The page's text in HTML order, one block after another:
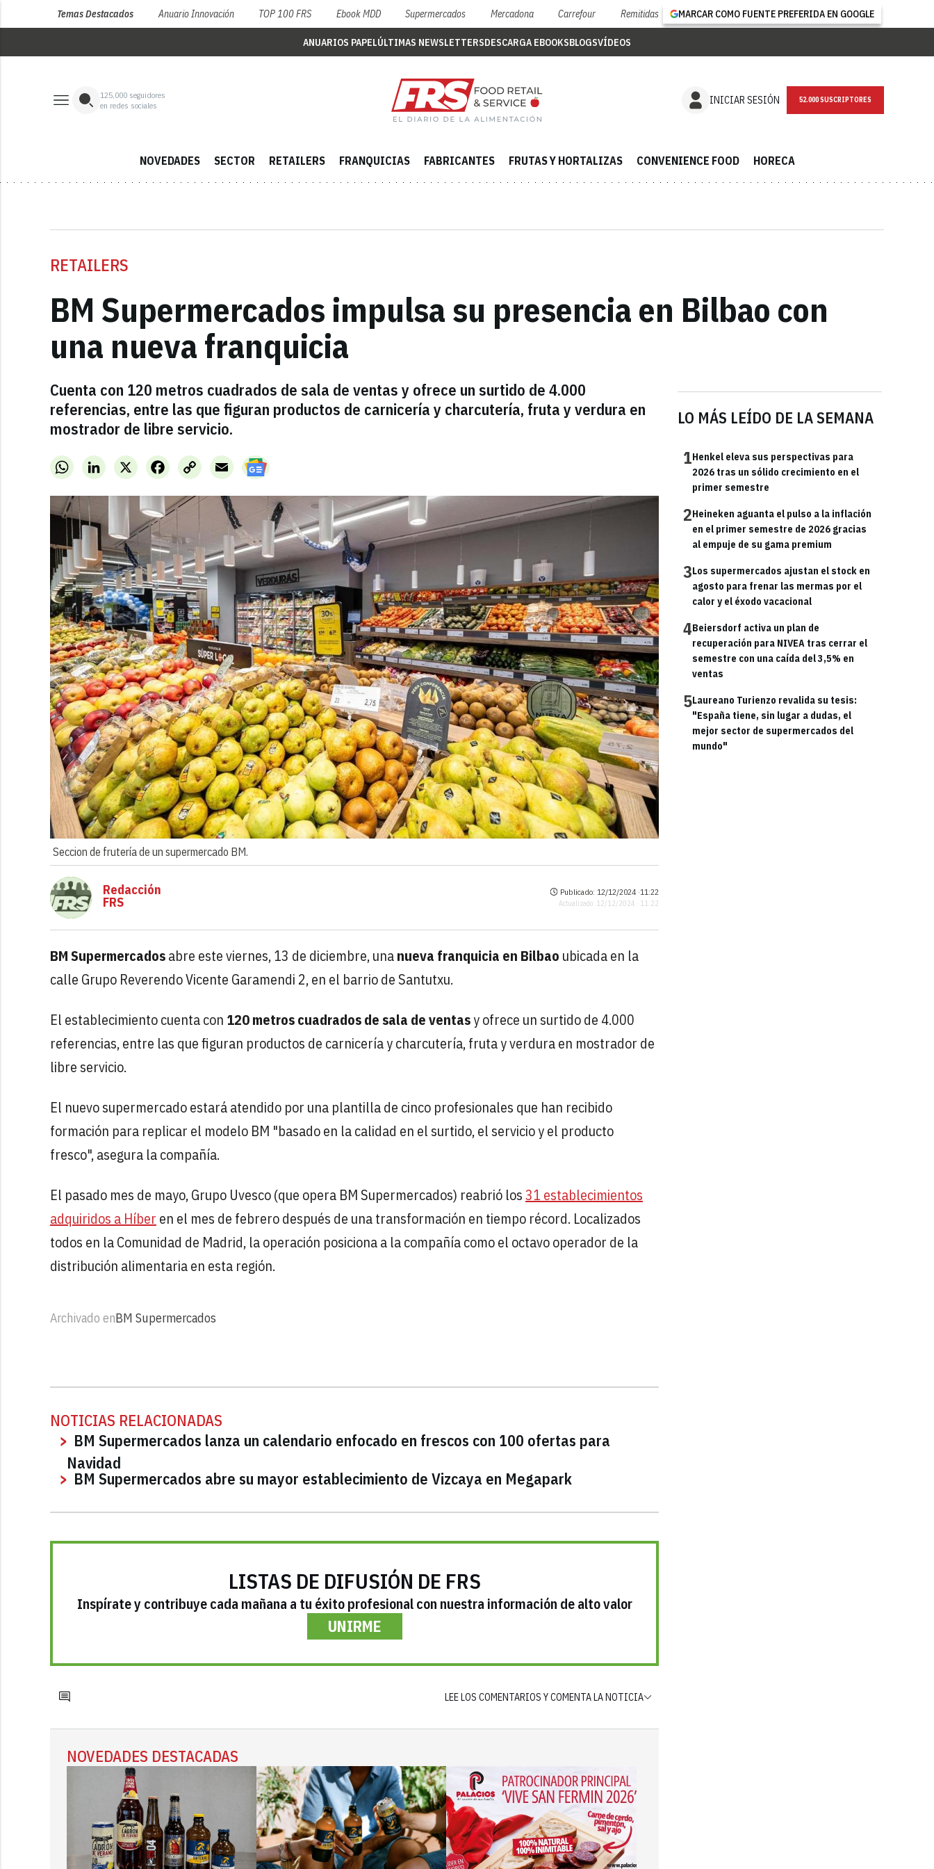
Temas Destacados Anuario Innovación TOP 100 FRS Ebook MDD Supermercados Mercadona Carrefour Remitidas MARCAR COMO FUENTE PREFERIDA EN GOOGLE
ANUARIOS PAPELÚLTIMAS NEWSLETTERSDESCARGA EBOOKSBLOGSVÍDEOS
125,000 seguidores
en redes sociales
INICIAR SESIÓN NEWSLETTER
NOVEDADES SECTOR RETAILERS FRANQUICIAS FABRICANTES FRUTAS Y HORTALIZAS CONVENIENCE FOOD HORECA
RETAILERS
BM Supermercados impulsa su presencia en Bilbao con
una nueva franquicia
Cuenta con 120 metros cuadrados de sala de ventas y ofrece un surtido de 4.000
referencias, entre las que figuran productos de carnicería y charcutería, fruta y verdura en
mostrador de libre servicio.
WhatsAppLinkedInX FacebookCopy
Link
Email
Seccion de frutería de un supermercado BM.
LO MÁS LEÍDO DE LA SEMANA
1Henkel eleva sus perspectivas para
2026 tras un sólido crecimiento en el
primer semestre
2Heineken aguanta el pulso a la inflación
en el primer semestre de 2026 gracias
al empuje de su gama premium
3Los supermercados ajustan el stock en
agosto para frenar las mermas por el
calor y el éxodo vacacional
4Beiersdorf activa un plan de
recuperación para NIVEA tras cerrar el
semestre con una caída del 3,5% en
ventas
5Laureano Turienzo revalida su tesis:
"España tiene, sin lugar a dudas, el
mejor sector de supermercados del
mundo"
Redacción
FRS
Publicado: 12/12/2024 ·11:22
Actualizado: 12/12/2024 · 11:22
BM Supermercadosabre este viernes, 13 de diciembre, unanueva franquicia en Bilbao ubicada en la
calle Grupo Reverendo Vicente Garamendi 2, en el barrio de Santutxu.
El establecimiento cuenta con 120 metros cuadrados de sala de ventasy ofrece un surtido de 4.000
referencias, entre las que figuran productos de carnicería y charcutería, fruta y verdura en mostrador de
libre servicio.
El nuevo supermercado estará atendido por una plantilla de cinco profesionales que han recibido
formación para replicar el modelo BM "basado en la calidad en el surtido, el servicio y el producto
fresco", asegura la compañía.
El pasado mes de mayo, Grupo Uvesco (que opera BM Supermercados) reabrió los31 establecimientos
adquiridos a Híber en el mes de febrero después de una transformación en tiempo récord. Localizados
todos en la Comunidad de Madrid, la operación posiciona a la compañía como el octavo operador de la
distribución alimentaria en esta región.
Archivado enBM Supermercados
NOTICIAS RELACIONADAS
BM Supermercados lanza un calendario enfocado en frescos con 100 ofertas para
Navidad
BM Supermercados abre su mayor establecimiento de Vizcaya en Megapark
LISTAS DE DIFUSIÓN DE FRS
Inspírate y contribuye cada mañana a tu éxito profesional con nuestra información de alto valor
UNIRME
LEE LOS COMENTARIOS Y COMENTA LA NOTICIA
NOVEDADES DESTACADAS